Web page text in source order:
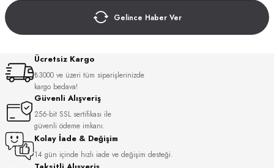
Gelince Haber Ver
Ücretsiz Kargo
₺3000 ve üzeri tüm siparişlerinizde
kargo bedava!
Güvenli Alışveriş
256-bit SSL sertifikası ile
güvenli ödeme imkanı.
Kolay İade & Değişim
14 gün içinde hızlı iade ve değişim desteği.